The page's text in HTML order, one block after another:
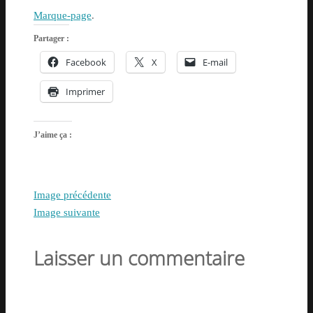
Marque-page.
Partager :
Facebook X E-mail
Imprimer
J’aime ça :
Image précédente
Image suivante
Laisser un commentaire